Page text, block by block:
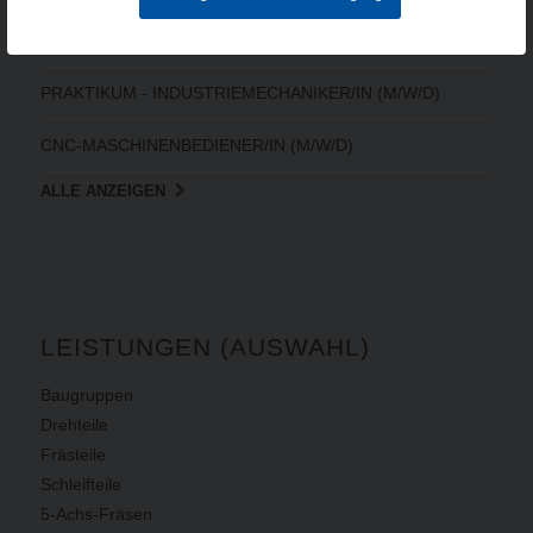
PRAKTIKUM - INDUSTRIEMECHANIKER/IN (M/W/D)
CNC-MASCHINENBEDIENER/IN (M/W/D)
ALLE ANZEIGEN
LEISTUNGEN (AUSWAHL)
Baugruppen
Drehteile
Frästeile
Schleifteile
5-Achs-Fräsen